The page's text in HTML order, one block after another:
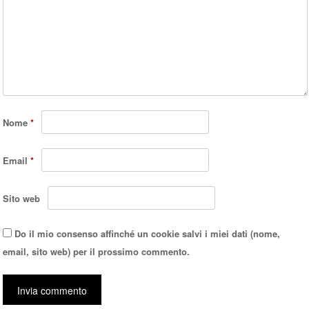
Nome*
Email*
Sito web
Do il mio consenso affinché un cookie salvi i miei dati (nome,
email, sito web) per il prossimo commento.